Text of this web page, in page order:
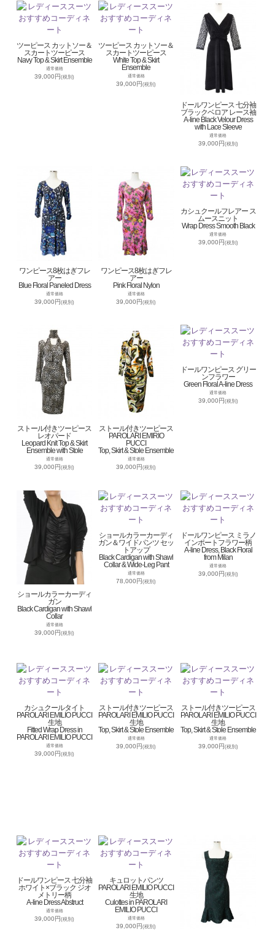
ツーピース カットソー＆
スカートツーピース
Navy Top & Skirt Ensemble
通常価格
39,000円(税別)
ツーピース カットソー＆
スカートツーピース
White Top & Skirt
Ensemble
通常価格
39,000円(税別)
ドールワンピース 七分袖
ブラックベロア レース袖
A-line Black Velour Dress
with Lace Sleeve
通常価格
39,000円(税別)
ワンピース8枚はぎフレ
アー
Blue Floral Paneled Dress
通常価格
39,000円(税別)
ワンピース8枚はぎフレ
アー
Pink Floral Nylon
通常価格
39,000円(税別)
カシュクールフレアー ス
ムースニット
Wrap Dress Smooth Black
通常価格
39,000円(税別)
ストール付きツーピース
レオパード
Leopard Knit Top & Skirt
Ensemble with Stole
通常価格
39,000円(税別)
ストール付きツーピース
PAROLARI EMIRIO
PUCCI
Top, Skirt & Stole Ensemble
通常価格
39,000円(税別)
ドールワンピース グリー
ンフラワー
Green Floral A-line Dress
通常価格
39,000円(税別)
ショールカラーカーディ
ガン
Black Cardigan with Shawl
Collar
通常価格
39,000円(税別)
ショールカラーカーディ
ガン＆ワイドパンツ セッ
トアップ
Black Cardigan with Shawl
Collar & Wide-Leg Pant
通常価格
78,000円(税別)
ドールワンピース ミラノ
インポートフラワー柄
A-line Dress, Black Floral
from Milan
通常価格
39,000円(税別)
カシュクールタイト
PAROLARI EMILIO PUCCI
生地
Fitted Wrap Dress in
PAROLARI EMILIO PUCCI
通常価格
39,000円(税別)
ストール付きツーピース
PAROLARI EMILIO PUCCI
生地
Top, Skirt & Stole Ensemble
通常価格
39,000円(税別)
ストール付きツーピース
PAROLARI EMILIO PUCCI
生地
Top, Skirt & Stole Ensemble
通常価格
39,000円(税別)
ドールワンピース 七分袖
ホワイト×ブラック ジオ
メトリー柄
A-line Dress Abstruct
通常価格
39,000円(税別)
キュロットパンツ
PAROLARI EMILIO PUCCI
生地
Culottes in PAROLARI
EMILIO PUCCI
通常価格
39,000円(税別)